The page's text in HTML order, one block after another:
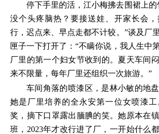
停下手里的活，江小梅拂去围裙上的
没个头疼脑热？要接送娃、开家长会
行，迟点来、早点走都不计较。”谈及厂
匣子一下打开了：“不瞒你说，我人生中
厂里的第一个妇女节收到的。夏天车间
来不限量，每年厂里还组织一次旅游。”
车间角落的喷漆区，是林小敏的地
她是厂里培养的全永安第一位女喷漆
奖，摘下口罩露出腼腆的笑。她原本在
班，2023年才改行进了厂，一开始什么